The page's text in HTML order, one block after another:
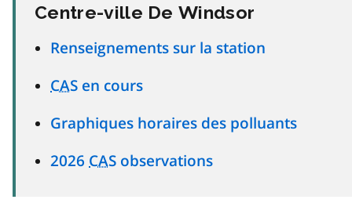
Centre-ville De Windsor
Renseignements sur la station
CAS en cours
Graphiques horaires des polluants
2026 CAS observations